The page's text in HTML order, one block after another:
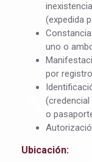
(expedida
uno o
por
(credencial
o
Ubicación: